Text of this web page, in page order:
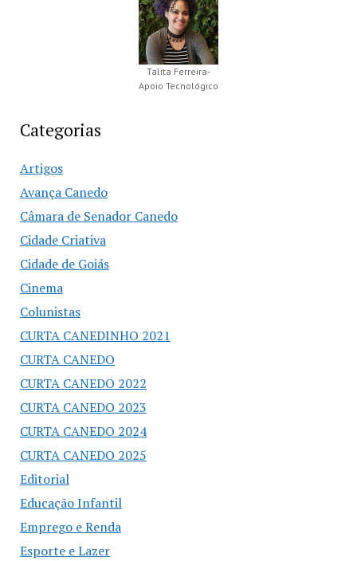
Talita Ferreira-
Apoio Tecnológico
Categorias
Artigos
Avança Canedo
Câmara de Senador Canedo
Cidade Criativa
Cidade de Goiás
Cinema
Colunistas
CURTA CANEDINHO 2021
CURTA CANEDO
CURTA CANEDO 2022
CURTA CANEDO 2023
CURTA CANEDO 2024
CURTA CANEDO 2025
Editorial
Educação Infantil
Emprego e Renda
Esporte e Lazer